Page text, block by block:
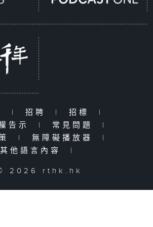
| 招聘 | 招標
|
告示
| 常見問題
|
| 無障礙播放器
|
其他語言內容
|
2026 rthk.hk